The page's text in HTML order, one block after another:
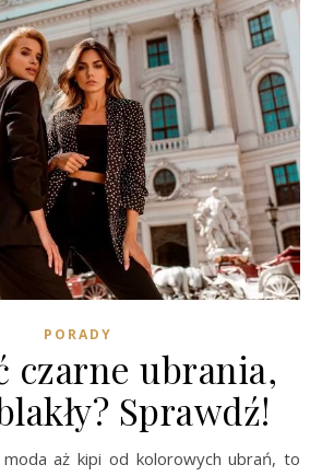
PORADY
czarne ubrania,
Sprawdź!